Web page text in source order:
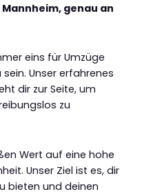
genau an
eins für Umzüge
Unser erfahrenes
dir zur Seite, um
zu
Wert auf eine hohe
Unser Ziel ist es, dir
bieten und deinen